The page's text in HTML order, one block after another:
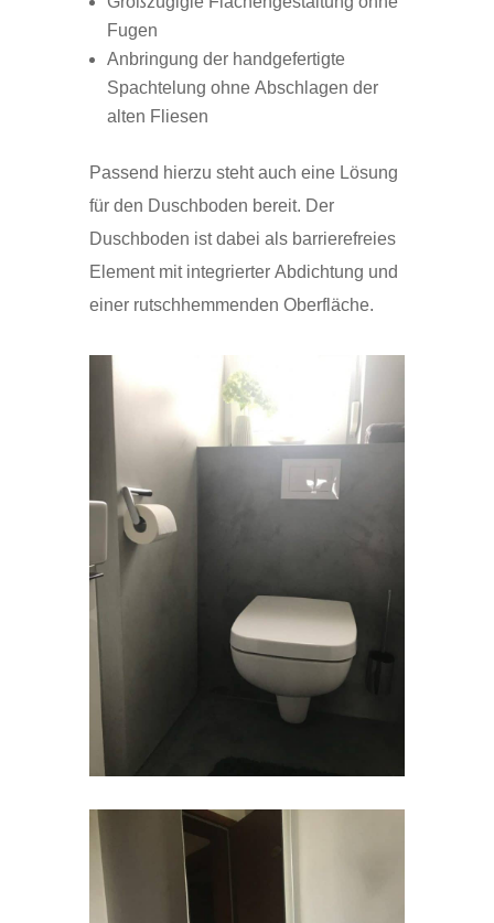
Fugen
Anbringung der handgefertigte
Spachtelung ohne Abschlagen der
alten Fliesen
Passend hierzu steht auch eine Lösung
für den Duschboden bereit. Der
Duschboden ist dabei als barrierefreies
Element mit integrierter Abdichtung und
einer rutschhemmenden Oberfläche.